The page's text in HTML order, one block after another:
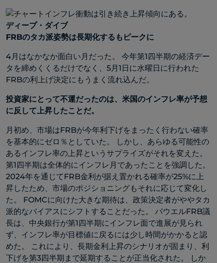
ディープ・ダイブ
FRBのタカ派姿勢は長期化するもピークに
4月はなかなか面白い月だった。 今年第1四半期の経済デー
タを締めくくるだけでなく、5月1日に水曜日に行われた
FRBの利上げ決定にもうまく流れ込んだ。
投資家にとって不運だったのは、米国のインフレ率が予想
に反して上昇したことだ。
月初め、市場はFRBが今年利下げをまったく行わない確率
を基本的にゼロ％としていた。 しかし、あらゆる可能性の
あるインフレ率の上昇というサプライズがそれを変えた。
第1四半期は全体的にインフレ月であったことを強調した。
2024年を通じてFRB金利が据え置かれる確率が25%に上
昇したため、市場のポジショニングもそれに応じて変化し
た。 FOMCに向けた大きな期待は、政策決定者がややタカ
派的なバイアスにシフトすることだった。 パウエルFRB議
長は、中央銀行が第1四半期にインフレ面で進展が見られ
ず、インフレ率が目標値に戻るには少し時間がかかると認
めた。 これにより、長期金利上昇のシナリオが固まり、利
下げを第3四半期まで延期することが正当化された。 しか